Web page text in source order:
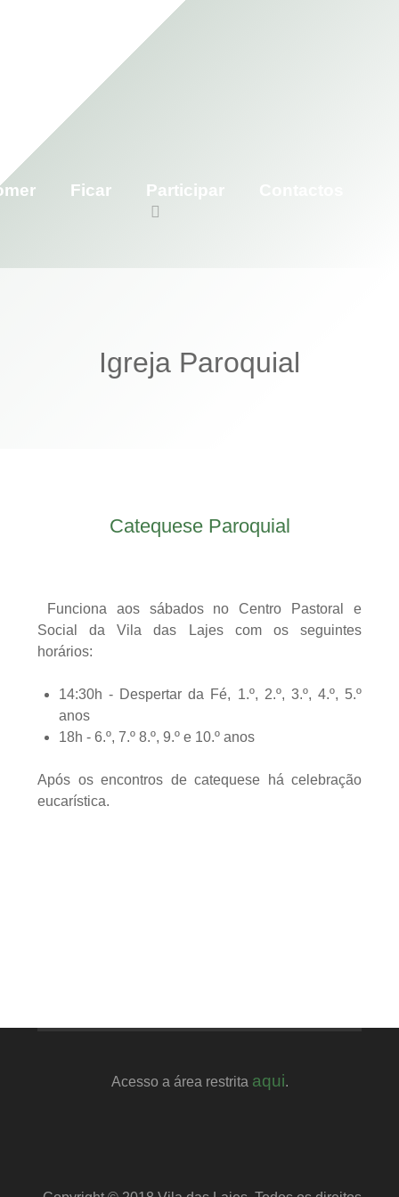
Ficar Participar
Igreja Paroquial
Catequese Paroquial
Funciona aos sábados no Centro Pastoral e
Social da Vila das Lajes com os seguintes
horários:
14:30h - Despertar da Fé, 1.º, 2.º, 3.º, 4.º, 5.º
anos
18h - 6.º, 7.º 8.º, 9.º e 10.º anos
Após os encontros de catequese há celebração
eucarística.
Acesso a área restrita aqui.